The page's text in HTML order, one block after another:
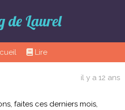
de Laurel
Lire
il y a 12 ans
faites ces derniers mois,